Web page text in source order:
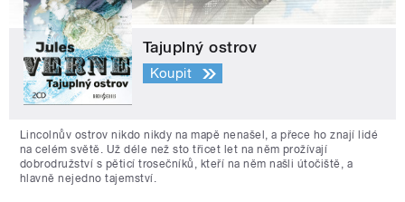
Tajuplný ostrov
Koupit
Lincolnův ostrov nikdo nikdy na mapě nenašel, a přece ho znají lidé
na celém světě. Už déle než sto třicet let na něm prožívají
dobrodružství s pěticí trosečníků, kteří na něm našli útočiště, a
hlavně nejedno tajemství.